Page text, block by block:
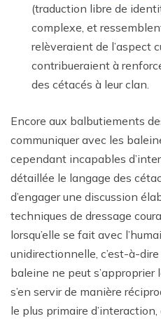
(traduction libre de
complexe, et
relèveraient de l’aspect
contribueraient à
des cétacés à leur clan.
Encore aux balbutiements
communiquer avec les
cependant incapables
détaillée le langage des
d’engager une discussion
techniques de dressage
lorsqu’elle se fait avec
unidirectionnelle, c’est-à-
baleine ne peut
s’en servir de manière
le plus primaire